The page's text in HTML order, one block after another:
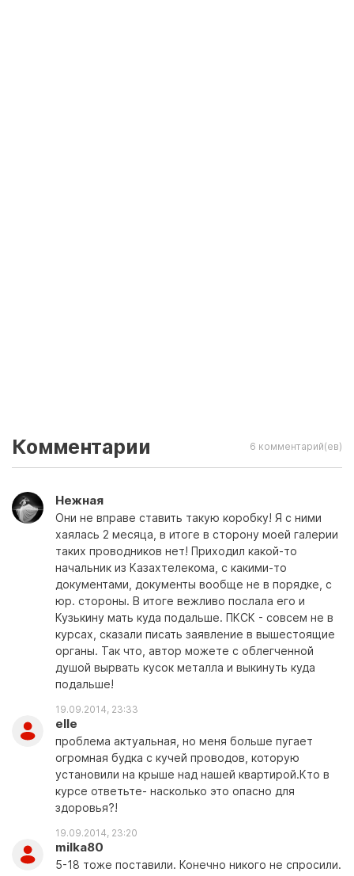
Комментарии 6 комментарий(ев)
Нежная
Они не вправе ставить такую коробку! Я с ними
хаялась 2 месяца, в итоге в сторону моей галерии
таких проводников нет! Приходил какой-то
начальник из Казахтелекома, с какими-то
документами, документы вообще не в порядке, с
юр. стороны. В итоге вежливо послала его и
Кузькину мать куда подальше. ПКСК - совсем не в
курсах, сказали писать заявление в вышестоящие
органы. Так что, автор можете с облегченной
душой вырвать кусок металла и выкинуть куда
подальше!
19.09.2014, 23:33
elle
проблема актуальная, но меня больше пугает
огромная будка с кучей проводов, которую
установили на крыше над нашей квартирой.Кто в
курсе ответьте- насколько это опасно для
здоровья?!
19.09.2014, 23:20
milka80
5-18 тоже поставили. Конечно никого не спросили.